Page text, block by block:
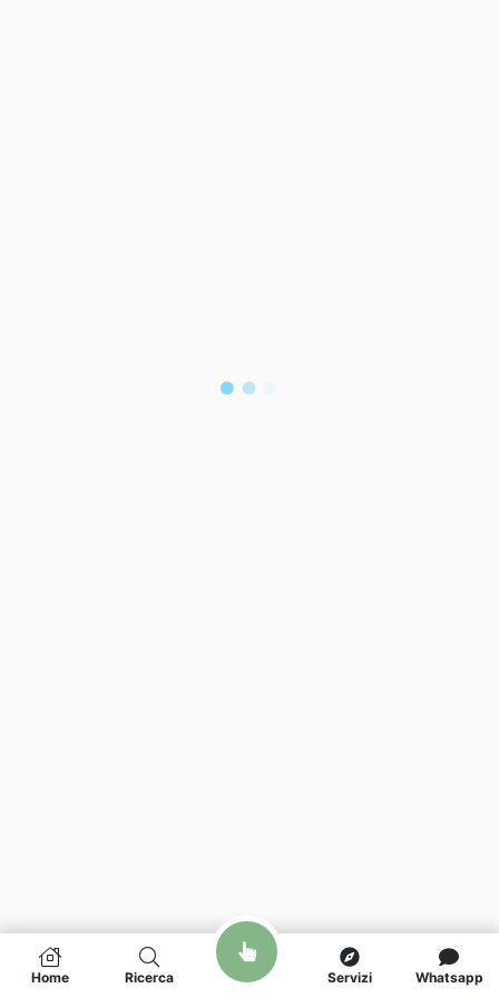
Home Ricerca Servizi Whatsapp